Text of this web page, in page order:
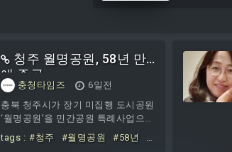
청주 월명공원, 58년 만
에 준공
충청타임즈
6일전
충북 청주시가 장기 미집행 도시공원
‘월명공원’을 민간공원 특례사업으로
58년 만에 준공했다.월명공원은
1967년 도시계획시설로 지정됐지만,
tags : #청주 #월명공원 #58년
#